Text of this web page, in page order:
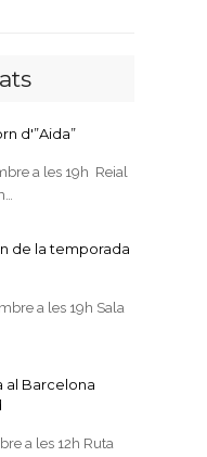
d'”Aida”
a les 19h Reial
de la temporada
a les 19h Sala
al Barcelona
a les 12h Ruta